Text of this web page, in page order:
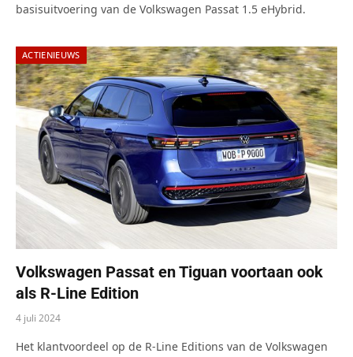
basisuitvoering van de Volkswagen Passat 1.5 eHybrid.
ACTIENIEUWS
Volkswagen Passat en Tiguan voortaan ook
als R-Line Edition
4 juli 2024
Het klantvoordeel op de R-Line Editions van de Volkswagen